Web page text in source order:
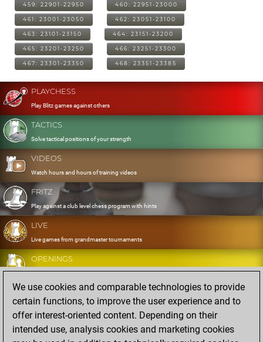
459: 22901-22950 460: 22951-23000
461: 23001-23050 462: 23051-23100
463: 23101-23150 464: 23151-23200
465: 23201-23250 466: 23251-23300
467: 23301-23350 468: 23351-23385
PLAYCHESS
Play Blitz games against others
TACTICS
Solve tactical positions of your strength
VIDEOS
Watch hours and hours of training videos
FRITZ
Play against a club level chess program with hints
LIVE
Live games from grandmaster tournaments
OPENINGS
Develop and exercise your openings
DATABASE
Eight million strong games
MYGAMES
Store and analyse your own games in the cloud
We use cookies and comparable technologies to provide
certain functions, to improve the user experience and to
offer interest-oriented content. Depending on their
intended use, analysis cookies and marketing cookies